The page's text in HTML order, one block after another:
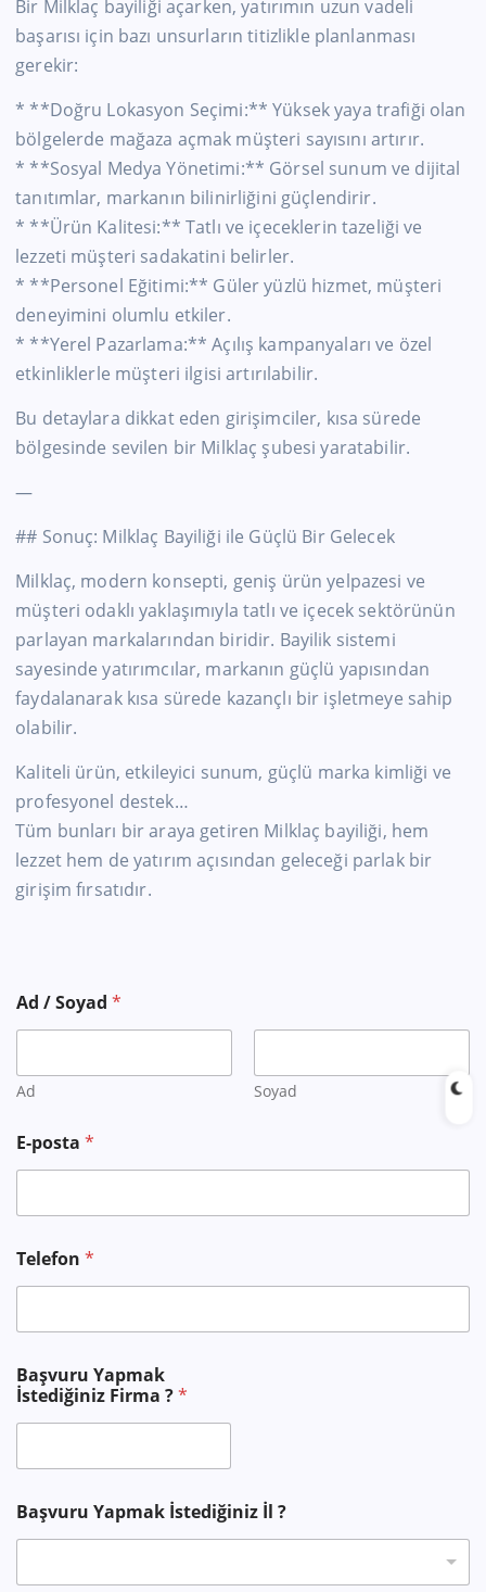
Bir Milklaç bayiliği açarken, yatırımın uzun vadeli
başarısı için bazı unsurların titizlikle planlanması
gerekir:
* **Doğru Lokasyon Seçimi:** Yüksek yaya trafiği olan
bölgelerde mağaza açmak müşteri sayısını artırır.
* **Sosyal Medya Yönetimi:** Görsel sunum ve dijital
tanıtımlar, markanın bilinirliğini güçlendirir.
* **Ürün Kalitesi:** Tatlı ve içeceklerin tazeliği ve
lezzeti müşteri sadakatini belirler.
* **Personel Eğitimi:** Güler yüzlü hizmet, müşteri
deneyimini olumlu etkiler.
* **Yerel Pazarlama:** Açılış kampanyaları ve özel
etkinliklerle müşteri ilgisi artırılabilir.
Bu detaylara dikkat eden girişimciler, kısa sürede
bölgesinde sevilen bir Milklaç şubesi yaratabilir.
—
## Sonuç: Milklaç Bayiliği ile Güçlü Bir Gelecek
Milklaç, modern konsepti, geniş ürün yelpazesi ve
müşteri odaklı yaklaşımıyla tatlı ve içecek sektörünün
parlayan markalarından biridir. Bayilik sistemi
sayesinde yatırımcılar, markanın güçlü yapısından
faydalanarak kısa sürede kazançlı bir işletmeye sahip
olabilir.
Kaliteli ürün, etkileyici sunum, güçlü marka kimliği ve
profesyonel destek…
Tüm bunları bir araya getiren Milklaç bayiliği, hem
lezzet hem de yatırım açısından geleceği parlak bir
girişim fırsatıdır.
Ad / Soyad*
Ad Soyad
E-posta*
s
t
d
ğ
i
n
i
*
e
Telefon*
Başvuru Yapmak
İstediğiniz Firma ?*
Başvuru Yapmak İstediğiniz İl ?